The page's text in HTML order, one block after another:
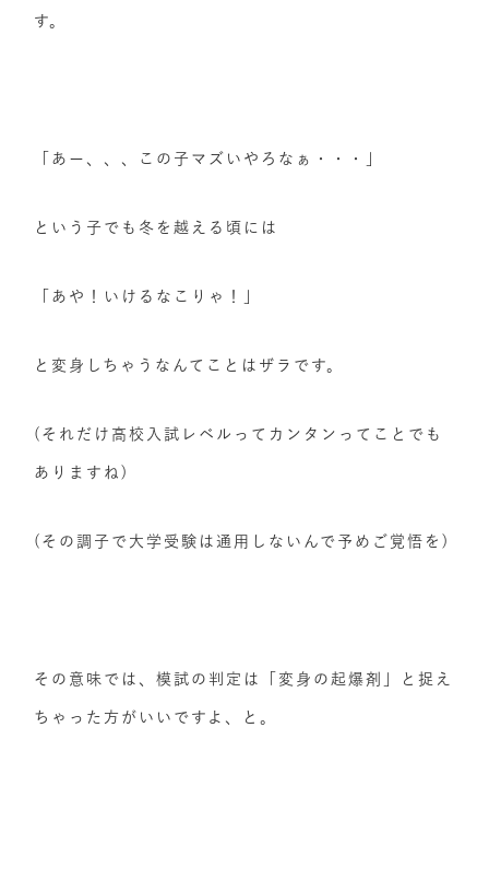
す。
「あー、、、この子マズいやろなぁ・・・」
という子でも冬を越える頃には
「あや！いけるなこりゃ！」
と変身しちゃうなんてことはザラです。
(それだけ高校入試レベルってカンタンってことでも
ありますね)
(その調子で大学受験は通用しないんで予めご覚悟を)
その意味では、模試の判定は「変身の起爆剤」と捉え
ちゃった方がいいですよ、と。